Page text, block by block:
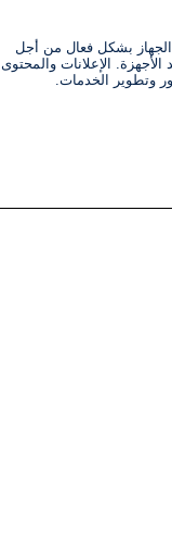
بشكل فعال من أجل
الإعلانات والمحتوى
وتطوير الخدمات.